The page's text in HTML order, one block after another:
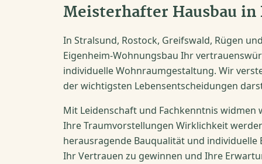
Meisterhafter Hausbau in
In Stralsund, Rostock, Greifswald, Rügen
Eigenheim-Wohnungsbau Ihr
individuelle Wohnraumgestaltung. Wir
der wichtigsten Lebensentscheidungen
Mit Leidenschaft und Fachkenntnis widmen
Ihre Traumvorstellungen Wirklichkeit
herausragende Bauqualität und individuelle
Ihr Vertrauen zu gewinnen und Ihre